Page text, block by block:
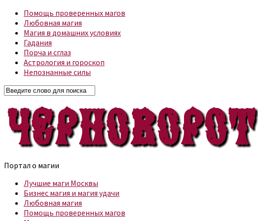
Помощь проверенных магов
Любовная магия
Магия в домашних условиях
Гадания
Порча и сглаз
Астрология и гороскоп
Непознанные силы
Портал о магии
Лучшие маги Москвы
Бизнес магия и магия удачи
Любовная магия
Помощь проверенных магов